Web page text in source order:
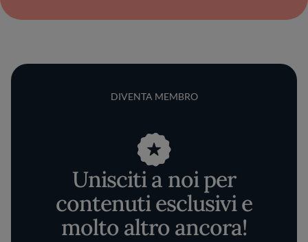
DIVENTA MEMBRO
Unisciti a noi per
contenuti esclusivi e
molto altro ancora!